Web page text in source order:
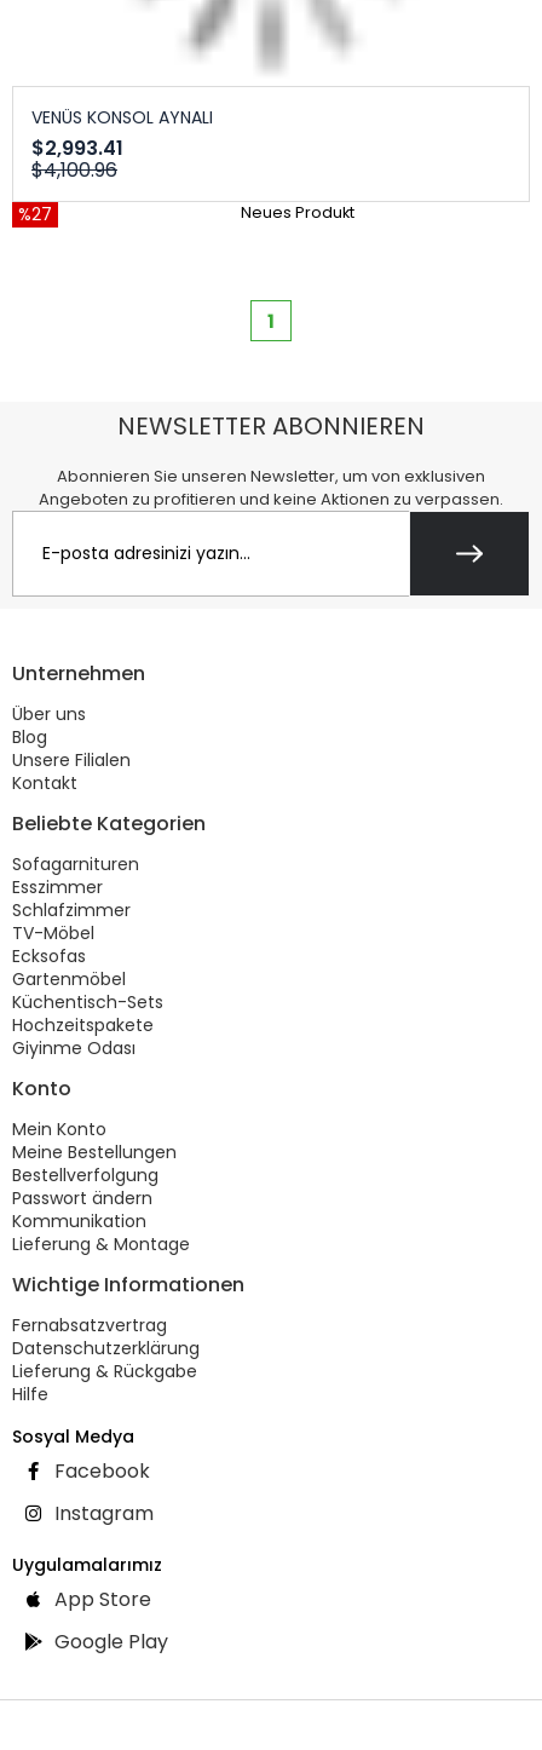
VENÜS KONSOL AYNALI
$2,993.41
$4,100.96
%27 Neues Produkt
1
NEWSLETTER ABONNIEREN
Abonnieren Sie unseren Newsletter, um von exklusiven
Angeboten zu profitieren und keine Aktionen zu verpassen.
Unternehmen
Über uns
Blog
Unsere Filialen
Kontakt
Beliebte Kategorien
Sofagarnituren
Esszimmer
Schlafzimmer
TV-Möbel
Ecksofas
Gartenmöbel
Küchentisch-Sets
Hochzeitspakete
Giyinme Odası
Konto
Mein Konto
Meine Bestellungen
Bestellverfolgung
Passwort ändern
Kommunikation
Lieferung & Montage
Wichtige Informationen
Fernabsatzvertrag
Datenschutzerklärung
Lieferung & Rückgabe
Hilfe
Sosyal Medya
Facebook
Instagram
Uygulamalarımız
App Store
Google Play